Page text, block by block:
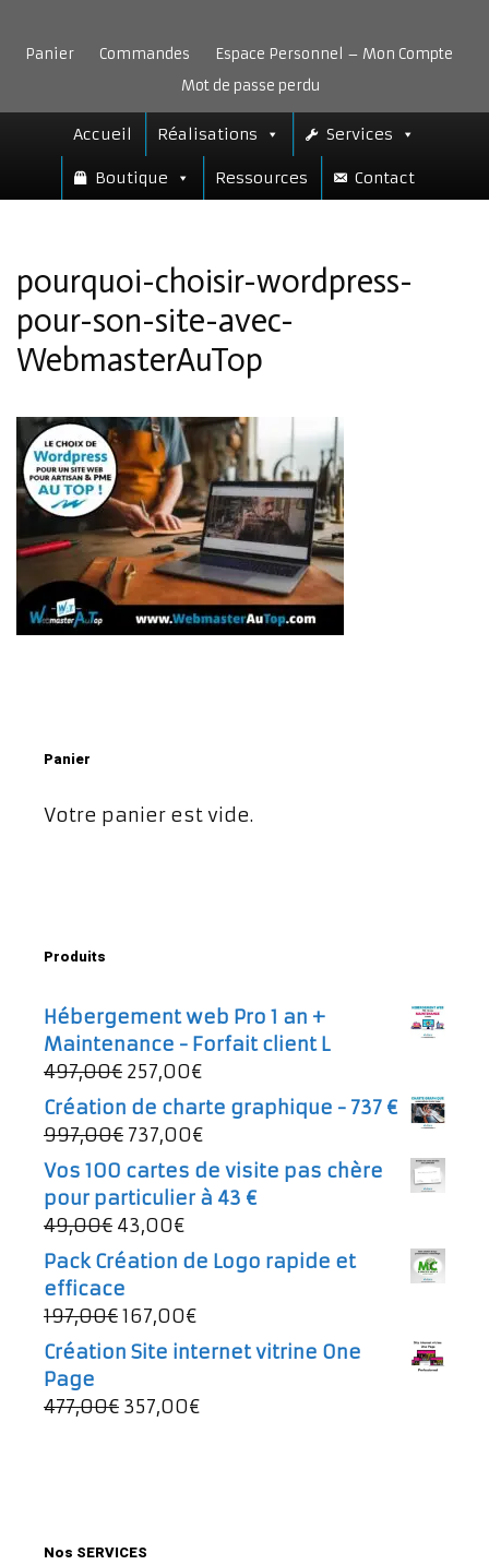
contenu
Panier Commandes
Espace Personnel – Mon Compte
Mot de passe perdu
Accueil Réalisations Services
Boutique Ressources Contact
pourquoi-choisir-wordpress-
pour-son-site-avec-
WebmasterAuTop
Panier
Votre panier est vide.
Produits
Hébergement web Pro 1 an +
Maintenance - Forfait client L
497,00€ Le
prix
initial
était :
497,00€.
257,00€Le
prix
actuel
257,00€.
Création de charte graphique - 737 €
997,00€ Le
prix
initial
était :
997,00€.
737,00€Le
prix
actuel
Vos 100 cartes de visite pas chère
pour particulier à 43 €
49,00€ Le
prix
initial
était :
49,00€.
43,00€Le
prix
actuel
est :
Pack Création de Logo rapide et
efficace
197,00€Le
prix
était :
197,00€.
167,00€Le
prix
est :
Création Site internet vitrine One
Page
477,00€ Le
357,00€Le
Nos SERVICES